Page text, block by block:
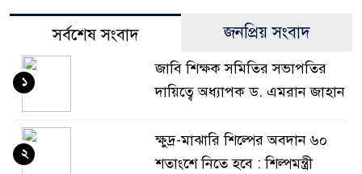
সর্বশেষ সংবাদ জনপ্রিয় সংবাদ
জাবি শিক্ষক সমিতির সভাপতির
দায়িত্বে অধ্যাপক ড. এমরান জাহান
১
ক্ষুদ্র-মাঝারি শিল্পের অবদান ৬০
শতাংশে নিতে হবে : শিল্পমন্ত্রী
২